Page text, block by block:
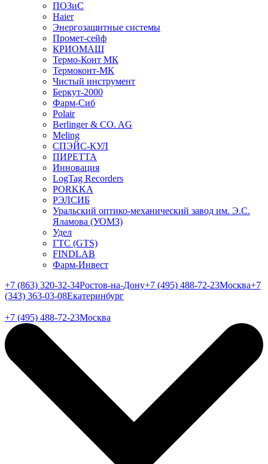
ПОЗиС
Haier
Энергозащитные системы
Промет-сейф
КРИОМАШ
Термо-Конт МК
Термоконт-МК
Чистый инструмент
Беркут-2000
Фарм-Сиб
Polair
Berlinger & CO. AG
Meling
СПЭЙС-КУЛ
ПИРЕТТА
Инновация
LogTag Recorders
PORKKA
РЭЛСИБ
Уральский оптико-механический завод им. Э.С.
Яламова (УОМЗ)
Удел
ГТС (GTS)
FINDLAB
Фарм-Инвест
+7 (863) 320-32-34Ростов-на-Дону+7 (495) 488-72-23Москва+7
(343) 363-03-08Екатеринбург
+7 (495) 488-72-23Москва